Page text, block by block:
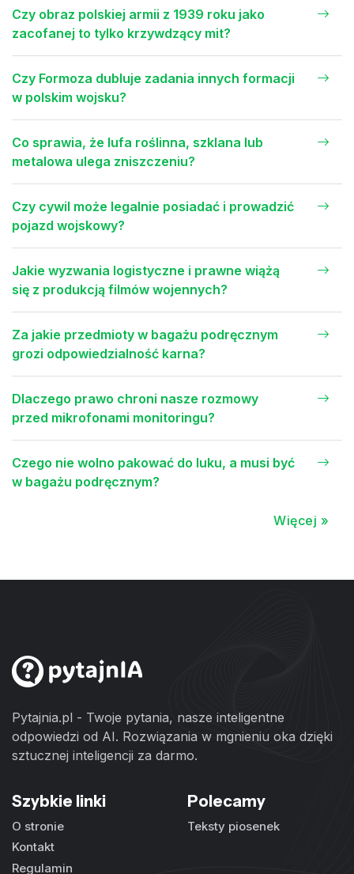
Czy obraz polskiej armii z 1939 roku jako
zacofanej to tylko krzywdzący mit?
Czy Formoza dubluje zadania innych formacji
w polskim wojsku?
Co sprawia, że lufa roślinna, szklana lub
metalowa ulega zniszczeniu?
Czy cywil może legalnie posiadać i prowadzić
pojazd wojskowy?
Jakie wyzwania logistyczne i prawne wiążą
się z produkcją filmów wojennych?
Za jakie przedmioty w bagażu podręcznym
grozi odpowiedzialność karna?
Dlaczego prawo chroni nasze rozmowy
przed mikrofonami monitoringu?
Czego nie wolno pakować do luku, a musi być
w bagażu podręcznym?
Więcej »
Pytajnia.pl - Twoje pytania, nasze inteligentne
odpowiedzi od AI. Rozwiązania w mgnieniu oka dzięki
sztucznej inteligencji za darmo.
Szybkie linki
O stronie
Kontakt
Regulamin
Polecamy
Teksty piosenek